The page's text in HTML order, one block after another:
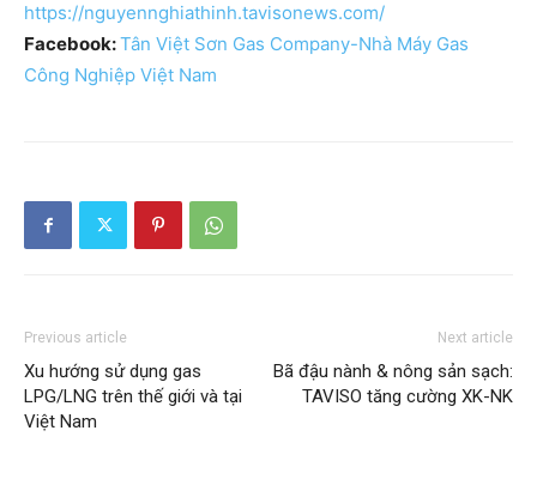
https://nguyennghiathinh.tavisonews.com/
Facebook:Tân Việt Sơn Gas Company-Nhà Máy Gas
Công Nghiệp Việt Nam
Previous article
Xu hướng sử dụng gas
LPG/LNG trên thế giới và tại
Việt Nam
Next article
Bã đậu nành & nông sản sạch:
TAVISO tăng cường XK-NK